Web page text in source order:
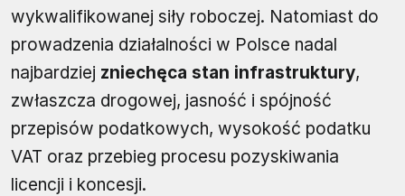
wykwalifikowanej siły roboczej. Natomiast do
prowadzenia działalności w Polsce nadal
najbardziej zniechęca stan infrastruktury,
zwłaszcza drogowej, jasność i spójność
przepisów podatkowych, wysokość podatku
VAT oraz przebieg procesu pozyskiwania
licencji i koncesji.